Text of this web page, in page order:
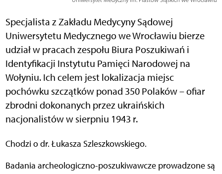
Specjalista z Zakładu Medycyny Sądowej
Uniwersytetu Medycznego we Wrocławiu bierze
udział w pracach zespołu Biura Poszukiwań i
Identyfikacji Instytutu Pamięci Narodowej na
Wołyniu. Ich celem jest lokalizacja miejsc
pochówku szczątków ponad 350 Polaków – ofiar
zbrodni dokonanych przez ukraińskich
nacjonalistów w sierpniu 1943 r.
Chodzi o dr. Łukasza Szleszkowskiego.
Badania archeologiczno-poszukiwawcze prowadzone są